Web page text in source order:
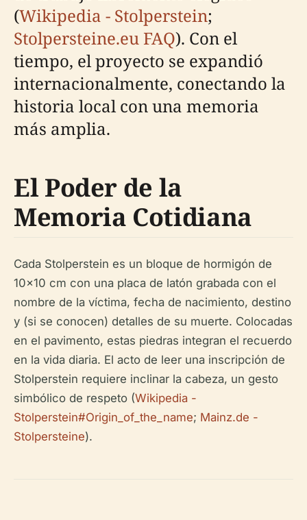
(Wikipedia - Stolperstein;
Stolpersteine.eu FAQ). Con el
tiempo, el proyecto se expandió
internacionalmente, conectando la
historia local con una memoria
más amplia.
El Poder de la
Memoria Cotidiana
Cada Stolperstein es un bloque de hormigón de
10x10 cm con una placa de latón grabada con el
nombre de la víctima, fecha de nacimiento, destino
y (si se conocen) detalles de su muerte. Colocadas
en el pavimento, estas piedras integran el recuerdo
en la vida diaria. El acto de leer una inscripción de
Stolperstein requiere inclinar la cabeza, un gesto
simbólico de respeto (Wikipedia -
Stolperstein#Origin_of_the_name; Mainz.de -
Stolpersteine).